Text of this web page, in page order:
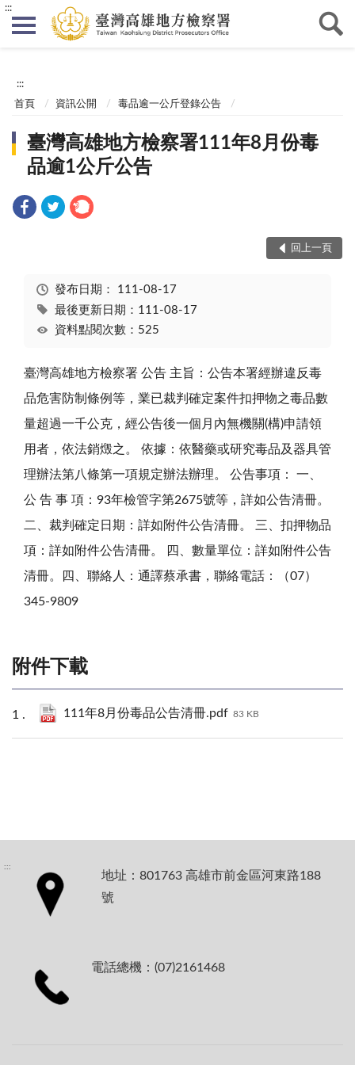
:::
:::
首頁 資訊公開 毒品逾一公斤登錄公告
臺灣高雄地方檢察署111年8月份毒
品逾1公斤公告
回上一頁
發布日期： 111-08-17
最後更新日期：111-08-17
資料點閱次數：525
臺灣高雄地方檢察署 公告 主旨：公告本署經辦違反毒
品危害防制條例等，業已裁判確定案件扣押物之毒品數
量超過一千公克，經公告後一個月內無機關(構)申請領
用者，依法銷燬之。 依據：依醫藥或研究毒品及器具管
理辦法第八條第一項規定辦法辦理。 公告事項： 一、
公 告 事 項：93年檢管字第2675號等，詳如公告清冊。
二、裁判確定日期：詳如附件公告清冊。 三、扣押物品
項：詳如附件公告清冊。 四、數量單位：詳如附件公告
清冊。四、聯絡人：通譯蔡承書，聯絡電話：（07）
345-9809
附件下載
111年8月份毒品公告清冊.pdf 83 KB
:::
地址：801763 高雄市前金區河東路188
號
電話總機：(07)2161468